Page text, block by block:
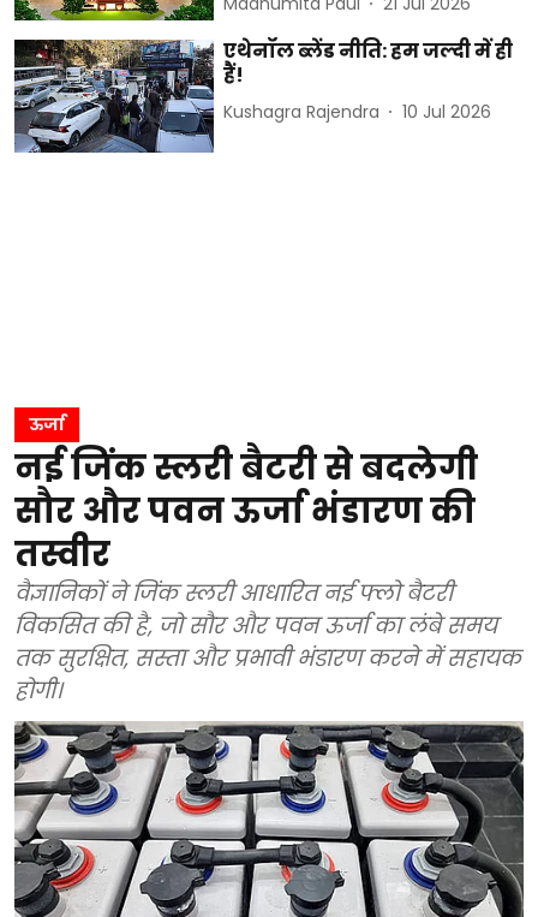
एथेनॉल ब्लेंड नीति: हम जल्दी में ही
हैं!
Kushagra Rajendra 10 Jul 2026
ऊर्जा
नई जिंक स्लरी बैटरी से बदलेगी
सौर और पवन ऊर्जा भंडारण की
तस्वीर
वैज्ञानिकों ने जिंक स्लरी आधारित नई फ्लो बैटरी
विकसित की है, जो सौर और पवन ऊर्जा का लंबे समय
तक सुरक्षित, सस्ता और प्रभावी भंडारण करने में सहायक
होगी।